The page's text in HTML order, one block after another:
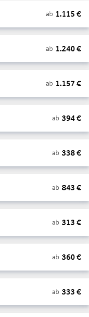
ab 1.115 €
ab 1.240€
ab 1.157 €
ab 394€
ab 338€
ab 843 €
ab 313 €
ab 360€
ab 333 €